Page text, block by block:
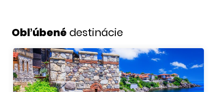
Obľúbené destinácie